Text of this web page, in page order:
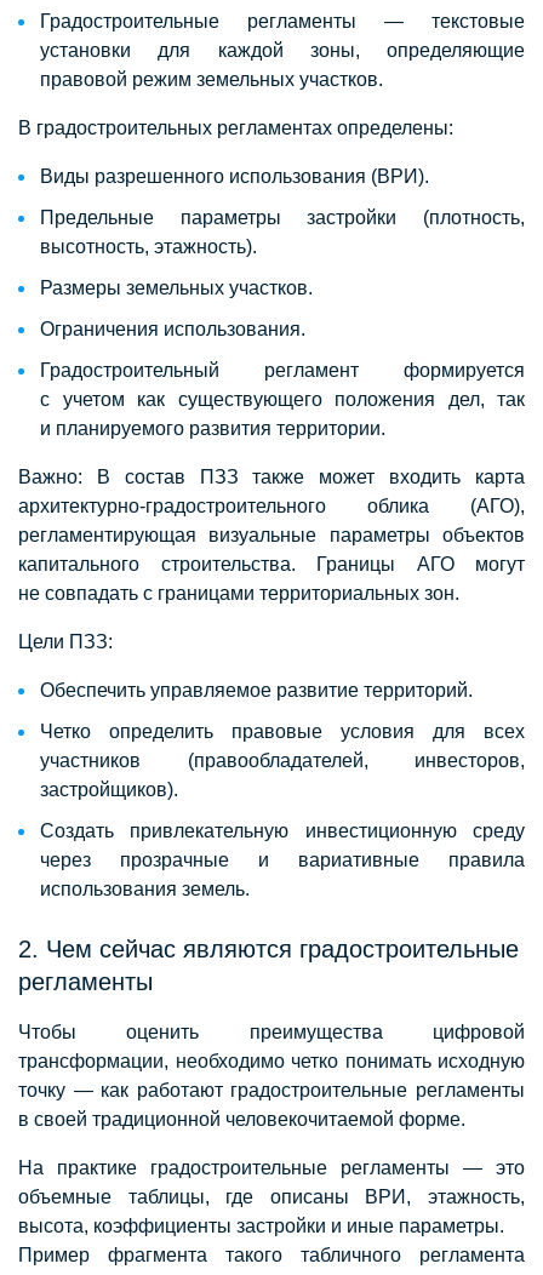
Градостроительные регламенты — текстовые
установки для каждой зоны, определяющие
правовой режим земельных участков.
В градостроительных регламентах определены:
Виды разрешенного использования (ВРИ).
Предельные параметры застройки (плотность,
высотность, этажность).
Размеры земельных участков.
Ограничения использования.
Градостроительный регламент формируется
с учетом как существующего положения дел, так
и планируемого развития территории.
Важно: В состав ПЗЗ также может входить карта
архитектурно-градостроительного облика (АГО),
регламентирующая визуальные параметры объектов
капитального строительства. Границы АГО могут
не совпадать с границами территориальных зон.
Цели ПЗЗ:
Обеспечить управляемое развитие территорий.
Четко определить правовые условия для всех
участников (правообладателей, инвесторов,
застройщиков).
Создать привлекательную инвестиционную среду
через прозрачные и вариативные правила
использования земель.
2. Чем сейчас являются градостроительные
регламенты
Чтобы оценить преимущества цифровой
трансформации, необходимо четко понимать исходную
точку — как работают градостроительные регламенты
в своей традиционной человекочитаемой форме.
На практике градостроительные регламенты — это
объемные таблицы, где описаны ВРИ, этажность,
высота, коэффициенты застройки и иные параметры.
Пример фрагмента такого табличного регламента